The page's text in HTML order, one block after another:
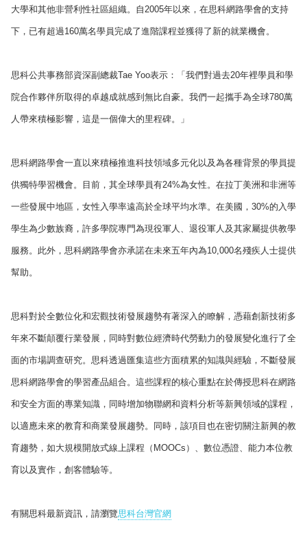
大學和其他非營利性社區組織。自2005年以來，在思科網路學會的支持
下，已有超過160萬名學員完成了進階課程並獲得了新的就業機會。
思科公共事務部資深副總裁Tae Yoo表示：「我們對過去20年裡學員和學
院合作夥伴所取得的卓越成就感到無比自豪。我們一起攜手為全球780萬
人帶來積極影響，這是一個偉大的里程碑。」
思科網路學會一直以來積極推進科技領域多元化以及為各種背景的學員提
供獨特學習機會。目前，其全球學員有24%為女性。在拉丁美洲和非洲等
一些發展中地區，女性入學率遠高於全球平均水準。在美國，30%的入學
學生為少數族裔，許多學院專門為現役軍人、退役軍人及其家屬提供教學
服務。此外，思科網路學會亦承諾在未來五年內為10,000名殘疾人士提供
幫助。
思科對於全數位化和宏觀技術發展趨勢有著深入的瞭解，憑藉創新技術多
年來不斷顛覆行業發展，同時對數位經濟時代勞動力的發展變化進行了全
面的市場調查研究。思科透過匯集這些方面積累的知識與經驗，不斷發展
思科網路學會的學習產品組合。這些課程的核心重點在於傳授思科在網路
和安全方面的專業知識，同時增加物聯網和資料分析等新興領域的課程，
以適應未來的教育和商業發展趨勢。同時，該項目也在密切關注新興的教
育趨勢，如大規模開放式線上課程（MOOCs）、數位憑證、能力本位教
育以及實作，創客體驗等。
有關思科最新資訊，請瀏覽思科台灣官網